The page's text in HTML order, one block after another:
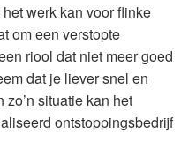
werk kan voor flinke
om een verstopte
riool dat niet meer goed
dat je liever snel en
situatie kan het
ontstoppingsbedrijf